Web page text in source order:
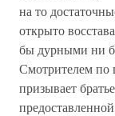
на то
открыто
бы дурными ни
Смотрителем по
призывает